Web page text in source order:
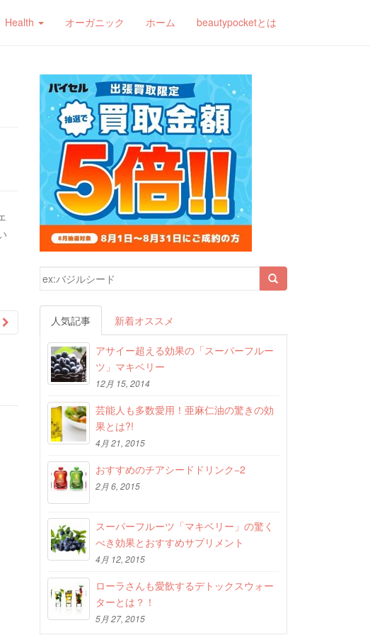
Health オーガニック ホーム beautypocketとは
検索結果:
人気記事 新着オススメ
アサイー超える効果の「スーパーフルー
ツ」マキベリー
12月 15, 2014
芸能人も多数愛用！亜麻仁油の驚きの効
果とは?!
4月 21, 2015
おすすめのチアシードドリンク−2
2月 6, 2015
スーパーフルーツ「マキベリー」の驚く
べき効果とおすすめサプリメント
4月 12, 2015
ローラさんも愛飲するデトックスウォー
ターとは？！
5月 27, 2015